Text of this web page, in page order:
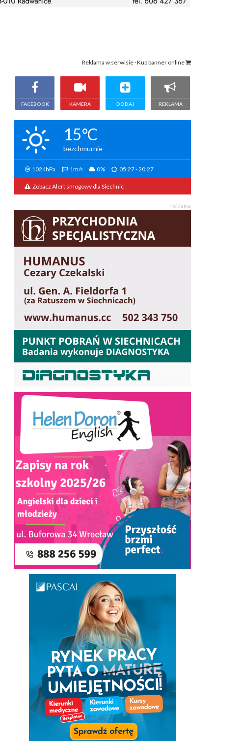
Reklama w serwisie · Kup banner online
FACEBOOK KAMERA DODAJ REKLAMA
15°C
bezchmurnie
1024hPa 1m/s 0% 05:27 - 20:27
Zobacz Alert smogowy dla Siechnic
reklama